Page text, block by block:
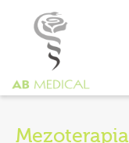
Mezoterapia